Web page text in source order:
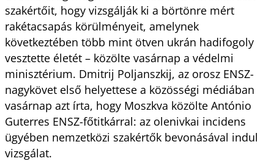
szakértőit, hogy vizsgálják ki a börtönre mért
rakétacsapás körülményeit, amelynek
következtében több mint ötven ukrán hadifogoly
vesztette életét – közölte vasárnap a védelmi
minisztérium. Dmitrij Poljanszkij, az orosz ENSZ-
nagykövet első helyettese a közösségi médiában
vasárnap azt írta, hogy Moszkva közölte António
Guterres ENSZ-főtitkárral: az olenivkai incidens
ügyében nemzetközi szakértők bevonásával indul
vizsgálat.